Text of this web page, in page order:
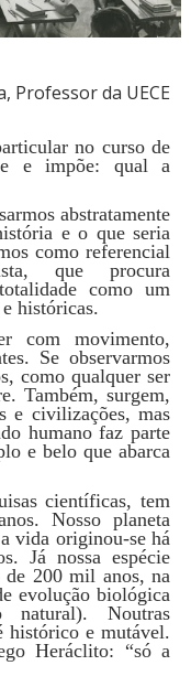
Professor da UECE
no curso de
e impõe: qual a
abstratamente
e o que seria
como referencial
que procura
como um
históricas.
com movimento,
Se observarmos
como qualquer ser
Também, surgem,
e civilizações, mas
humano faz parte
e belo que abarca
científicas, tem
Nosso planeta
vida originou-se há
Já nossa espécie
200 mil anos, na
evolução biológica
natural). Noutras
histórico e mutável.
Heráclito: “só a